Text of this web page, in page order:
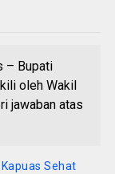
– Bupati
oleh Wakil
jawaban atas
Sehat